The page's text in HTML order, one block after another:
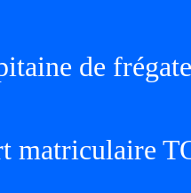
de
matriculaire